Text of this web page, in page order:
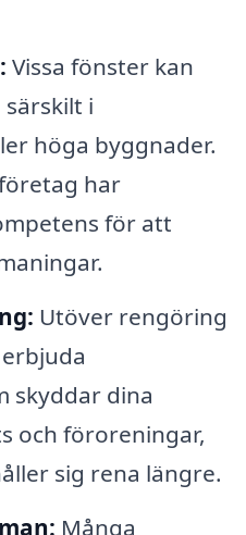
Vissa fönster kan
i
höga byggnader.
har
för att
Utöver rengöring
skyddar dina
och föroreningar,
sig rena längre.
Många